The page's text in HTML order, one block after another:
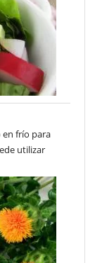
en frío para
utilizar